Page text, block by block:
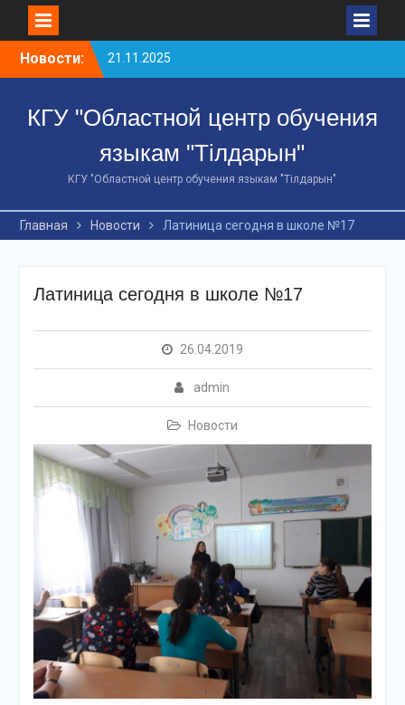
Новости:
21.11.2025
10 ноября 2025 года
Департамента полиции
Костанайской области
МВД РК завершили 48-
часовой краткосрочный
казахского языка и
получили сертификаты.
Костанайской
масштабный форум под
лингвистика: эпоха
КГУ "Областной центр обучения
языкам "Тілдарын"
КГУ "Областной центр обучения языкам "Тілдарын"
Главная Новости Латиница сегодня в школе №17
Латиница сегодня в школе №17
26.04.2019
admin
Новости